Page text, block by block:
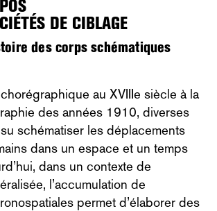
DE CIBLAGE
des corps schématiques
des années 1910, diverses
schématiser les déplacements
dans un espace et un temps
dans un contexte de
l’accumulation de
permet d’élaborer des